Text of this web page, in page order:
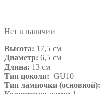
Нет в наличии
Высота: 17,5 см
Диаметр: 6,5 см
Длина: 13 см
Тип цоколя: GU10
Тип лампочки (основной):